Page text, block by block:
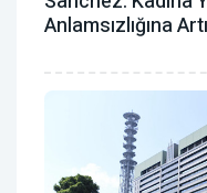
Anlamsızlığına